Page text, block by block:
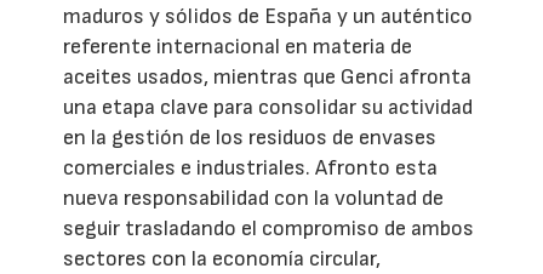
maduros y sólidos de España y un auténtico
referente internacional en materia de
aceites usados, mientras que Genci afronta
una etapa clave para consolidar su actividad
en la gestión de los residuos de envases
comerciales e industriales. Afronto esta
nueva responsabilidad con la voluntad de
seguir trasladando el compromiso de ambos
sectores con la economía circular,